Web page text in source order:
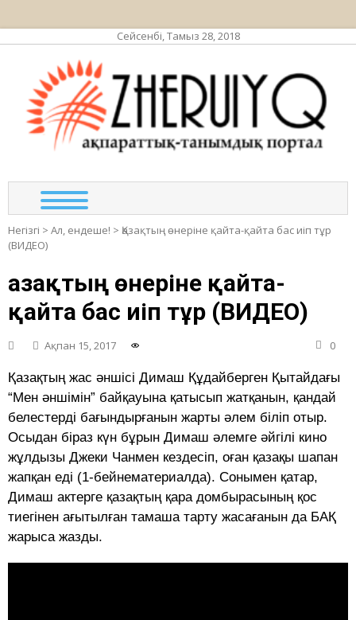
Сейсенбі, Тамыз 28, 2018
Негізгі > Ал, ендеше! > Қазақтың өнеріне қайта-қайта бас иіп тұр
(ВИДЕО)
Қазақтың өнеріне қайта-
қайта бас иіп тұр (ВИДЕО)
Ақпан 15, 2017 0
Қазақтың жас әншісі Димаш Құдайберген Қытайдағы
“Мен әншімін” байқауына қатысып жатқанын, қандай
белестерді бағындырғанын жарты әлем біліп отыр.
Осыдан біраз күн бұрын Димаш әлемге әйгілі кино
жұлдызы Джеки Чанмен кездесіп, оған қазақы шапан
жапқан еді (1-бейнематериалда). Сонымен қатар,
Димаш актерге қазақтың қара домбырасының қос
тиегінен ағытылған тамаша тарту жасағанын да БАҚ
жарыса жазды.